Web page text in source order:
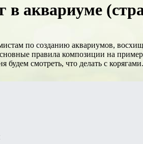
аквариуме
по созданию аквариумов,
правила композиции на
смотреть, что делать с корягами.